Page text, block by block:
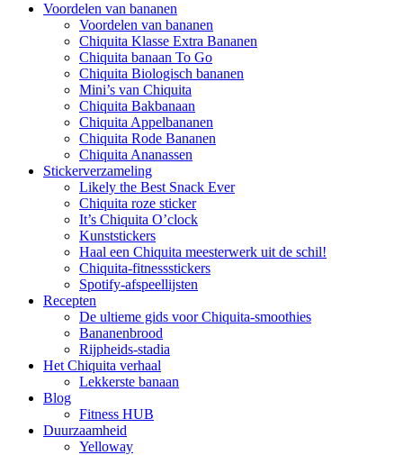
Voordelen van bananen
Voordelen van bananen
Chiquita Klasse Extra Bananen
Chiquita banaan To Go
Chiquita Biologisch bananen
Mini’s van Chiquita
Chiquita Bakbanaan
Chiquita Appelbananen
Chiquita Rode Bananen
Chiquita Ananassen
Stickerverzameling
Likely the Best Snack Ever
Chiquita roze sticker
It’s Chiquita O’clock
Kunststickers
Haal een Chiquita meesterwerk uit de schil!
Chiquita-fitnessstickers
Spotify-afspeellijsten
Recepten
De ultieme gids voor Chiquita-smoothies
Bananenbrood
Rijpheids-stadia
Het Chiquita verhaal
Lekkerste banaan
Blog
Fitness HUB
Duurzaamheid
Yelloway